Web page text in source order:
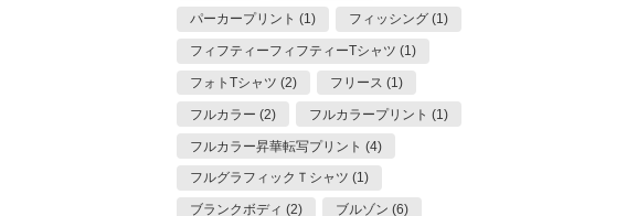
パーカープリント (1) フィッシング (1)
フィフティーフィフティーTシャツ (1)
フォトTシャツ (2) フリース (1)
フルカラー (2) フルカラープリント (1)
フルカラー昇華転写プリント (4)
フルグラフィックＴシャツ (1)
ブランクボディ (2) ブルゾン (6)